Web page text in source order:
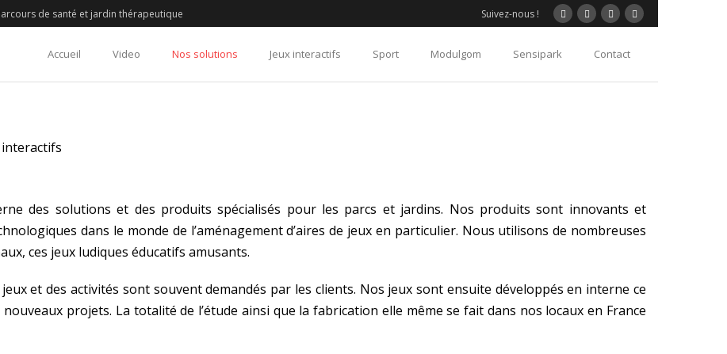
de santé et jardin thérapeutique Suivez-nous !
Accueil Video Nos solutions Jeux interactifs Sport Modulgom Sensipark Contact
des solutions et des produits spécialisés pour les parcs et jardins. Nos produits sont innovants et
dans le monde de l’aménagement d’aires de jeux en particulier. Nous utilisons de nombreuses
ces jeux ludiques éducatifs amusants.
et des activités sont souvent demandés par les clients. Nos jeux sont ensuite développés en interne ce
projets. La totalité de l’étude ainsi que la fabrication elle même se fait dans nos locaux en France